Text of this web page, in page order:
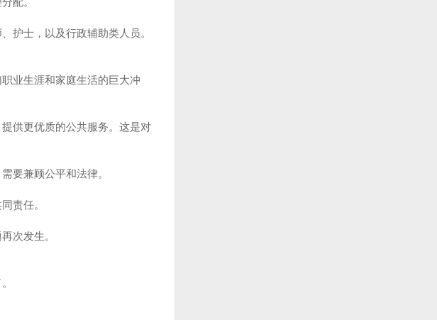
护士，以及行政辅助类人员。
业生涯和家庭生活的巨大冲
供更优质的公共服务。这是对
要兼顾公平和法律。
责任。
次发生。